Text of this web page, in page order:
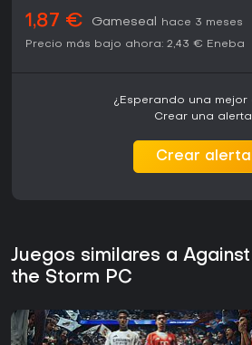
1,87 € Gameseal
hace 3 meses
Precio más bajo ahora: 2,43 € Eneba
¿Esperando una mejor
Crear una
Crear alerta
Juegos similares a Against
the Storm PC